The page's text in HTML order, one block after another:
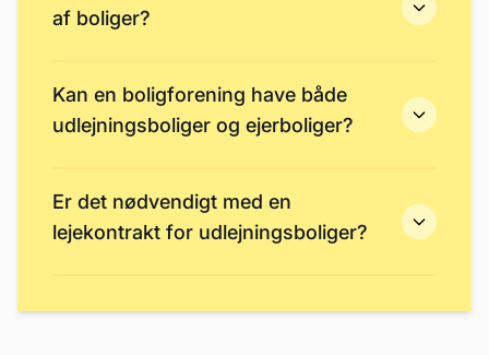
af boliger?
Kan en boligforening have både
udlejningsboliger og ejerboliger?
Er det nødvendigt med en
lejekontrakt for udlejningsboliger?